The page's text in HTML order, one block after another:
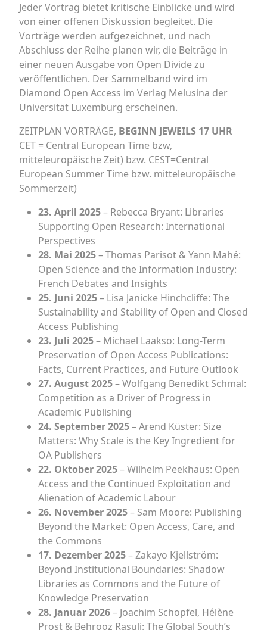
Jeder Vortrag bietet kritische Einblicke und wird
von einer offenen Diskussion begleitet. Die
Vorträge werden aufgezeichnet, und nach
Abschluss der Reihe planen wir, die Beiträge in
einer neuen Ausgabe von Open Divide zu
veröffentlichen. Der Sammelband wird im
Diamond Open Access im Verlag Melusina der
Universität Luxemburg erscheinen.
ZEITPLAN VORTRÄGE, BEGINN JEWEILS 17 UHR
CET = Central European Time bzw,
mitteleuropäische Zeit) bzw. CEST=Central
European Summer Time bzw. mitteleuropäische
Sommerzeit)
23. April 2025– Rebecca Bryant: Libraries
Supporting Open Research: International
Perspectives
28. Mai 2025– Thomas Parisot & Yann Mahé:
Open Science and the Information Industry:
French Debates and Insights
25. Juni 2025– Lisa Janicke Hinchcliffe: The
Sustainability and Stability of Open and Closed
Access Publishing
23. Juli 2025– Michael Laakso: Long-Term
Preservation of Open Access Publications:
Facts, Current Practices, and Future Outlook
27. August 2025– Wolfgang Benedikt Schmal:
Competition as a Driver of Progress in
Academic Publishing
24. September 2025– Arend Küster: Size
Matters: Why Scale is the Key Ingredient for
OA Publishers
22. Oktober 2025– Wilhelm Peekhaus: Open
Access and the Continued Exploitation and
Alienation of Academic Labour
26. November 2025– Sam Moore: Publishing
Beyond the Market: Open Access, Care, and
the Commons
17. Dezember 2025– Zakayo Kjellström:
Beyond Institutional Boundaries: Shadow
Libraries as Commons and the Future of
Knowledge Preservation
28. Januar 2026– Joachim Schöpfel, Hélène
Prost & Behrooz Rasuli: The Global South’s